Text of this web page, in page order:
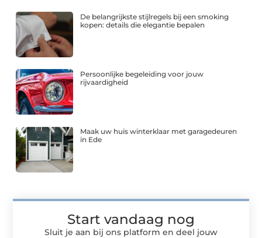
De belangrijkste stijlregels bij een smoking
kopen: details die elegantie bepalen
Persoonlijke begeleiding voor jouw
rijvaardigheid
Maak uw huis winterklaar met garagedeuren
in Ede
Start vandaag nog
Sluit je aan bij ons platform en deel jouw